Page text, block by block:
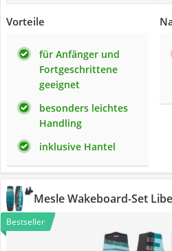
Vorteile
für Anfänger und
Fortgeschrittene
geeignet
besonders leichtes
Handling
inklusive Hantel
Mesle Wakeboard-Set
Bestseller